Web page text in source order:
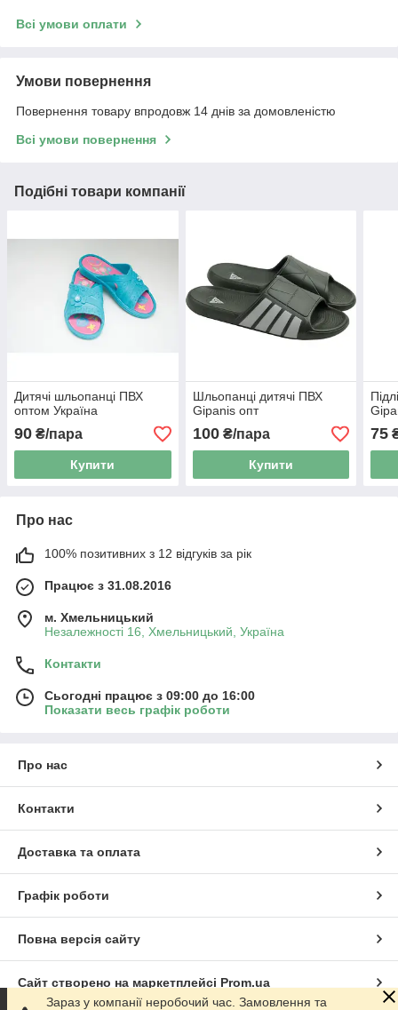
Всі умови оплати
Умови повернення
Повернення товару впродовж 14 днів за домовленістю
Всі умови повернення
Подібні товари компанії
Дитячі шльопанці ПВХ
оптом Україна
90 ₴/пара
Купити
Шльопанці дитячі ПВХ
Gipanis опт
100₴/пара
Купити
75
Про нас
100% позитивних з 12 відгуків за рік
Працює з 31.08.2016
м. Хмельницький
Незалежності 16, Хмельницький, Україна
Контакти
Сьогодні працює з 09:00 до 16:00
Показати весь графік роботи
Про нас
Контакти
Доставка та оплата
Графік роботи
Повна версія сайту
Сайт створено на маркетплейсі Prom.ua
Зараз у компанії неробочий час. Замовлення та